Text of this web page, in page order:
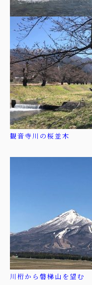
観音寺川の桜並木
川桁から磐梯山を望む